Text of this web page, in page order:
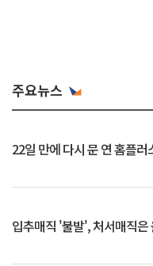
주요뉴스
22일 만에 다시 문 연 홈플
입추매직 '불발', 처서매직